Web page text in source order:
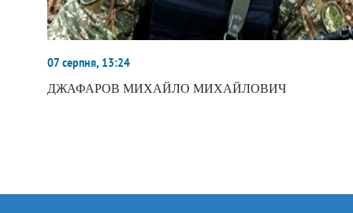
07 серпня, 13:24
ДЖАФАРОВ МИХАЙЛО МИХАЙЛОВИЧ